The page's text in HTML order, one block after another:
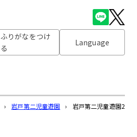
ふりがなをつけ
る
Language
› 岩戸第二児童遊園 › 岩戸第二児童遊園2